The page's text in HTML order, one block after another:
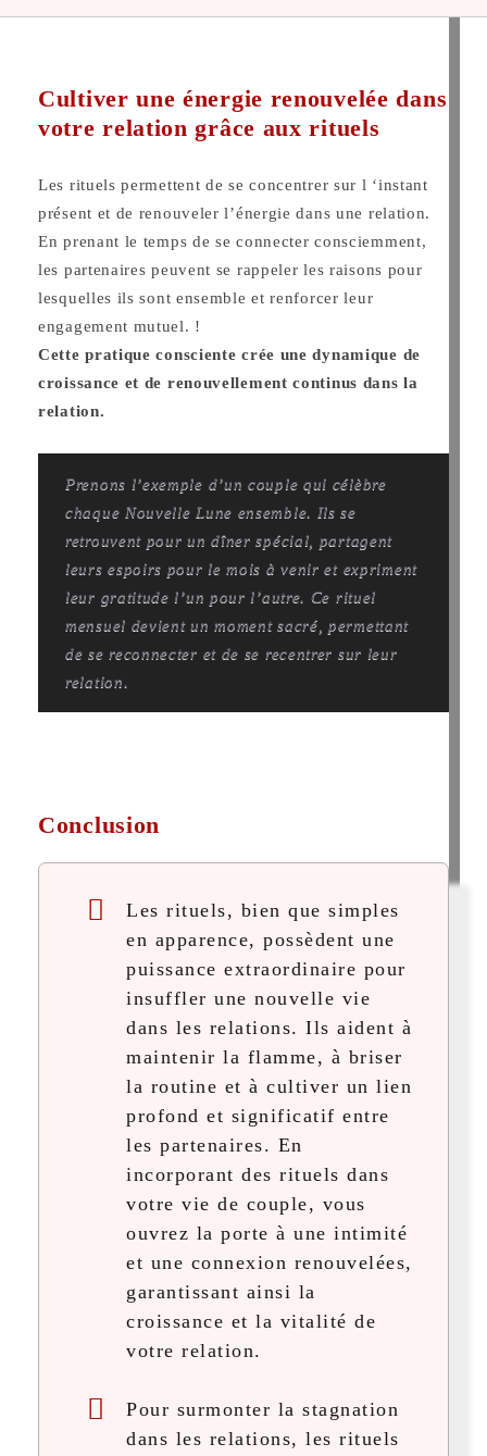
Cultiver une énergie renouvelée dans
votre relation grâce aux rituels
Les rituels permettent de se concentrer sur l ‘instant
présent et de renouveler l’énergie dans une relation.
En prenant le temps de se connecter consciemment,
les partenaires peuvent se rappeler les raisons pour
lesquelles ils sont ensemble et renforcer leur
engagement mutuel. !
Cette pratique consciente crée une dynamique de
croissance et de renouvellement continus dans la
relation.
Prenons l’exemple d’un couple qui célèbre
chaque Nouvelle Lune ensemble. Ils se
retrouvent pour un dîner spécial, partagent
leurs espoirs pour le mois à venir et expriment
leur gratitude l’un pour l’autre. Ce rituel
mensuel devient un moment sacré, permettant
de se reconnecter et de se recentrer sur leur
relation.
Conclusion
Les rituels, bien que simples
en apparence, possèdent une
puissance extraordinaire pour
insuffler une nouvelle vie
dans les relations. Ils aident à
maintenir la flamme, à briser
la routine et à cultiver un lien
profond et significatif entre
les partenaires. En
incorporant des rituels dans
votre vie de couple, vous
ouvrez la porte à une intimité
et une connexion renouvelées,
garantissant ainsi la
croissance et la vitalité de
votre relation.
Pour surmonter la stagnation
dans les relations, les rituels